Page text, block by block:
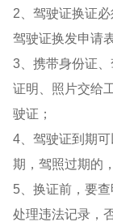
2、驾驶证换证
驾驶证换发申请
3、携带身份证
证明、照片交给
驶证；
4、驾驶证到期
期，驾照过期的
5、换证前，要
处理违法记录，